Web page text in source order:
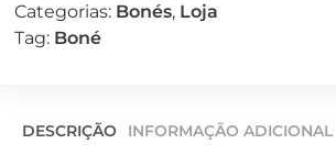
Categorias: Bonés, Loja
Tag: Boné
DESCRIÇÃO INFORMAÇÃO ADICIONAL